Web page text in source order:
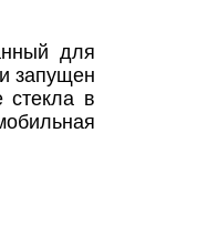
для
запущен
стекла в